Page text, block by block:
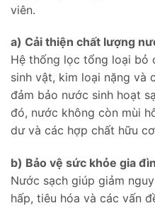
viên.
a) Cải thiện chất lượng
Hệ thống lọc tổng loại bỏ
sinh vật, kim loại nặng và
đảm bảo nước sinh hoạt
đó, nước không còn mùi
dư và các hợp chất hữu
b) Bảo vệ sức khỏe gia
Nước sạch giúp giảm
hấp, tiêu hóa và các vấn